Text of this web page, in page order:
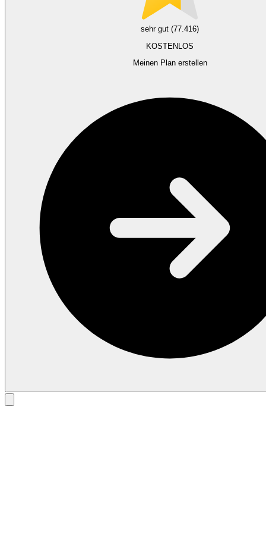
sehr gut (77.416)
KOSTENLOS
Meinen Plan erstellen